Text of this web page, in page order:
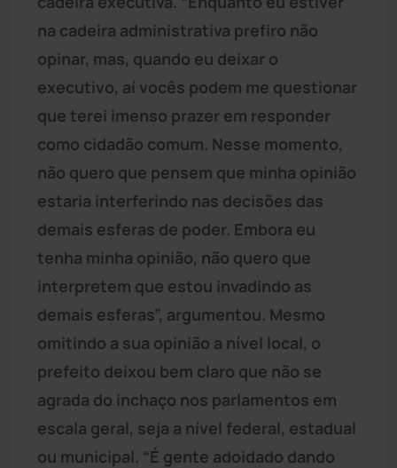
na cadeira administrativa prefiro não
opinar, mas, quando eu deixar o
executivo, aí vocês podem me questionar
que terei imenso prazer em responder
como cidadão comum. Nesse momento,
não quero que pensem que minha opinião
estaria interferindo nas decisões das
demais esferas de poder. Embora eu
tenha minha opinião, não quero que
interpretem que estou invadindo as
demais esferas”, argumentou. Mesmo
omitindo a sua opinião a nível local, o
prefeito deixou bem claro que não se
agrada do inchaço nos parlamentos em
escala geral, seja a nível federal, estadual
ou municipal. “É gente adoidado dando